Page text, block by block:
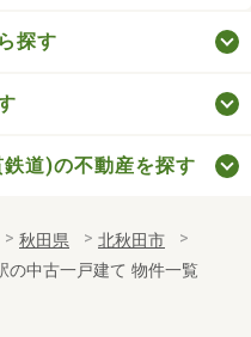
探す
道)の不動産を探す
秋田県
北秋田市
の中古一戸建て 物件一覧